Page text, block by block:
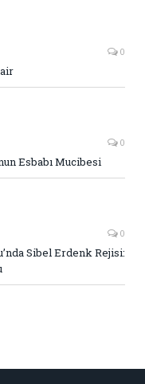
0
0
Esbabı Mucibesi
0
Sibel Erdenk Rejisi: